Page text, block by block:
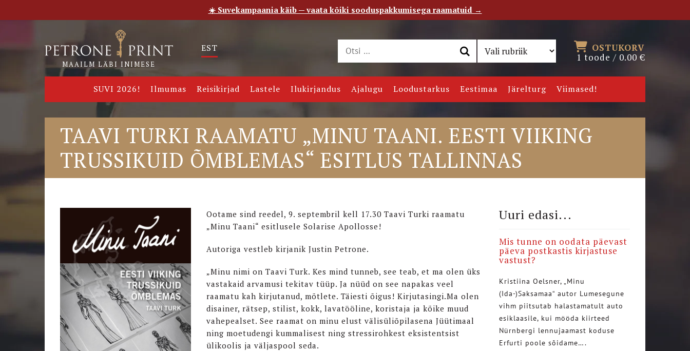
Meie saade Kontakt
MAAILM LÄBI INIMESE
EST
OSTUKORV
1 toode / 0.00€
SUVI 2026! Ilmumas Reisikirjad Lastele Ilukirjandus Ajalugu Loodustarkus Eestimaa Järelturg Viimased!
TAAVI TURKI RAAMATU „MINU TAANI. EESTI VIIKING
TRUSSIKUID ÕMBLEMAS“ ESITLUS TALLINNAS
Ootame sind reedel, 9. septembril kell 17.30 Taavi Turki raamatu
„Minu Taani“ esitlusele Solarise Apollosse!
Autoriga vestleb kirjanik Justin Petrone.
„Minu nimi on Taavi Turk. Kes mind tunneb, see teab, et ma olen üks
vastakaid arvamusi tekitav tüüp. Ja nüüd on see napakas veel
raamatu kah kirjutanud, mõtlete. Täiesti õigus! Kirjutasingi.Ma olen
disainer, rätsep, stilist, kokk, lavatööline, koristaja ja kõike muud
vahepealset. See raamat on minu elust välisüliõpilasena Jüütimaal
ning moetudengi kummalisest ning stressirohkest eksistentsist
ülikoolis ja väljaspool seda.
Uuri edasi...
Mis tunne on oodata päevast
päeva postkastis kirjastuse
vastust?
Kristiina Oelsner, „Minu
(Ida-)Saksamaa“ autor Lumesegune
vihm piitsutab halastamatult auto
esiklaasile, kui mööda kiirteed
Nürnbergi lennujaamast koduse
Erfurti poole sõidame….
☀️ Suvekampaania käib — vaata kõiki sooduspakkumisega raamatuid →